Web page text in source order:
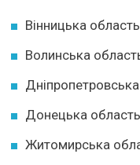
Вінницька
Волинська
Донецька
Житомирська